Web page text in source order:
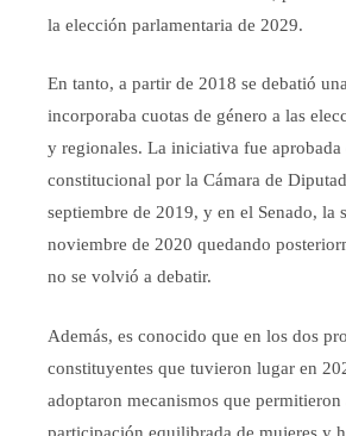
la elección parlamentaria de 2029.
En tanto, a partir de 2018 se debatió
incorporaba cuotas de género a las
y regionales. La iniciativa fue aprobada
constitucional por la Cámara de
septiembre de 2019, y en el Senado, la
noviembre de 2020 quedando
no se volvió a debatir.
Además, es conocido que en los dos
constituyentes que tuvieron lugar en
adoptaron mecanismos que permitieron
participación equilibrada de mujeres y